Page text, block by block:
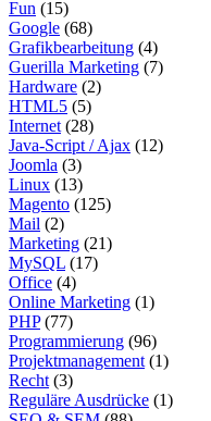
Fun (15)
Google (68)
Grafikbearbeitung (4)
Guerilla Marketing (7)
Hardware (2)
HTML5 (5)
Internet (28)
Java-Script / Ajax (12)
Joomla (3)
Linux (13)
Magento (125)
Mail (2)
Marketing (21)
MySQL (17)
Office (4)
Online Marketing (1)
PHP(77)
Programmierung (96)
Projektmanagement (1)
Recht (3)
Reguläre Ausdrücke (1)